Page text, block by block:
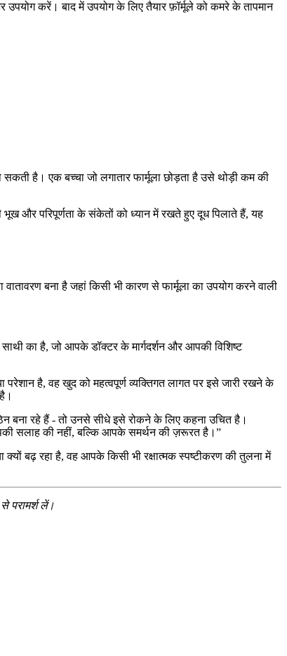
उपयोग करें। बाद में उपयोग के लिए तैयार फ़ॉर्मूले को कमरे के तापमान
है। एक बच्चा जो लगातार फार्मूला छोड़ता है उसे थोड़ी कम की
भूख और परिपूर्णता के संकेतों को ध्यान में रखते हुए दूध पिलाते हैं, यह
बना है जहां किसी भी कारण से फार्मूला का उपयोग करने वाली
का है, जो आपके डॉक्टर के मार्गदर्शन और आपकी विशिष्ट
है, वह खुद को महत्वपूर्ण व्यक्तिगत लागत पर इसे जारी रखने के
बना रहे हैं - तो उनसे सीधे इसे रोकने के लिए कहना उचित है।
सलाह की नहीं, बल्कि आपके समर्थन की ज़रूरत है।”
बढ़ रहा है, वह आपके किसी भी रक्षात्मक स्पष्टीकरण की तुलना में
परामर्श लें।